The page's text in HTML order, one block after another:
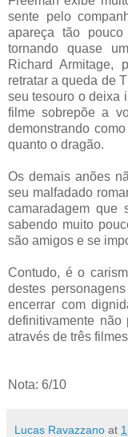
sente pelo
apareça tão
tornando quase
Richard Armitage,
retratar a queda de
seu tesouro o deixa
filme sobrepõe a
demonstrando
quanto o dragão.
Os demais anões
seu malfadado
camaradagem que
sabendo muito
são amigos e se
Contudo, é o
destes
encerrar com
definitivamente
através de três
Nota: 6/10
Lucas Ravazzano at